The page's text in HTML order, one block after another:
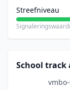
Streefniveau
School track